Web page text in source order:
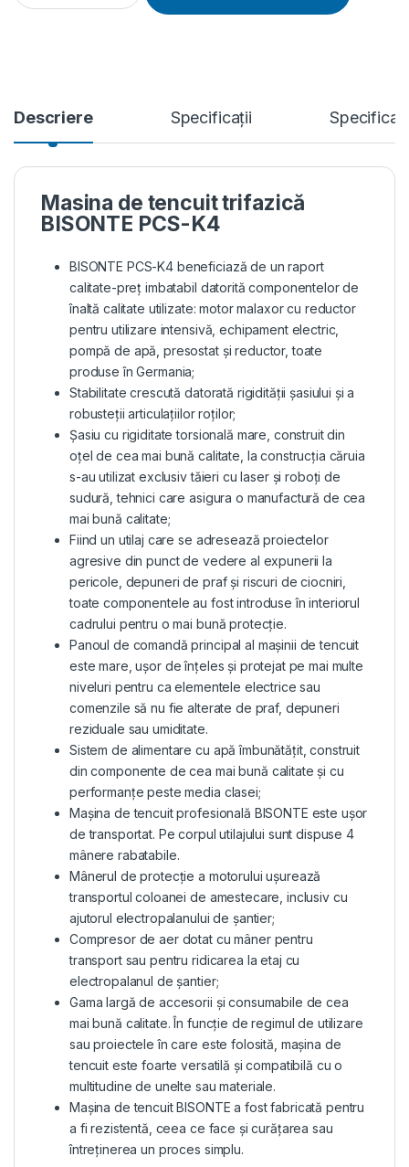
Descriere Specificații
Masina de tencuit trifazică
BISONTE PCS-K4
BISONTE PCS-K4 beneficiază de un raport
calitate-preț imbatabil datorită componentelor de
înaltă calitate utilizate: motor malaxor cu reductor
pentru utilizare intensivă, echipament electric,
pompă de apă, presostat și reductor, toate
produse în Germania;
Stabilitate crescută datorată rigidității șasiului și a
robusteții articulațiilor roților;
Șasiu cu rigiditate torsională mare, construit din
oțel de cea mai bună calitate, la construcția căruia
s-au utilizat exclusiv tăieri cu laser și roboți de
sudură, tehnici care asigura o manufactură de cea
mai bună calitate;
Fiind un utilaj care se adresează proiectelor
agresive din punct de vedere al expunerii la
pericole, depuneri de praf și riscuri de ciocniri,
toate componentele au fost introduse în interiorul
cadrului pentru o mai bună protecție.
Panoul de comandă principal al mașinii de tencuit
este mare, ușor de înțeles și protejat pe mai multe
niveluri pentru ca elementele electrice sau
comenzile să nu fie alterate de praf, depuneri
reziduale sau umiditate.
Sistem de alimentare cu apă îmbunătățit, construit
din componente de cea mai bună calitate și cu
performanțe peste media clasei;
Mașina de tencuit profesională BISONTE este ușor
de transportat. Pe corpul utilajului sunt dispuse 4
mânere rabatabile.
Mânerul de protecție a motorului ușurează
transportul coloanei de amestecare, inclusiv cu
ajutorul electropalanului de șantier;
Compresor de aer dotat cu mâner pentru
transport sau pentru ridicarea la etaj cu
electropalanul de șantier;
Gama largă de accesorii și consumabile de cea
mai bună calitate. În funcție de regimul de utilizare
sau proiectele în care este folosită, mașina de
tencuit este foarte versatilă și compatibilă cu o
multitudine de unelte sau materiale.
Mașina de tencuit BISONTE a fost fabricată pentru
a fi rezistentă, ceea ce face și curățarea sau
întreținerea un proces simplu.